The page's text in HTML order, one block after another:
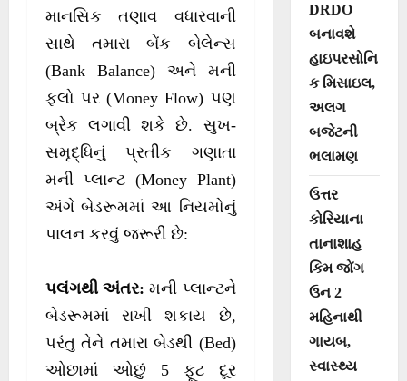
માનસિક તણાવ વધારવાની
સાથે તમારા બેંક બેલેન્સ
(Bank Balance) અને મની
ફ્લો પર (Money Flow) પણ
બ્રેક લગાવી શકે છે. સુખ-
સમૃદ્ધિનું પ્રતીક ગણાતા
મની પ્લાન્ટ (Money Plant)
અંગે બેડરૂમમાં આ નિયમોનું
પાલન કરવું જરૂરી છે:
પલંગથી અંતર: મની પ્લાન્ટને
બેડરૂમમાં રાખી શકાય છે,
પરંતુ તેને તમારા બેડથી (Bed)
ઓછામાં ઓછું 5 ફૂટ દૂર
DRDO
બનાવશે
હાઇપરસોનિ
ક મિસાઇલ,
અલગ
બજેટની
ભલામણ
ઉત્તર
કોરિયાના
તાનાશાહ
કિમ જોંગ
ઉન 2
મહિનાથી
ગાયબ,
સ્વાસ્થ્ય